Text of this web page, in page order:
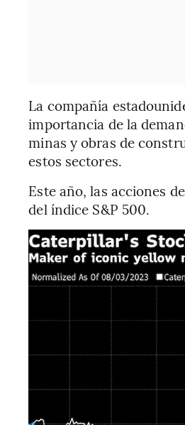
La compañía
importancia de la
minas y obras de
estos sectores.
Este año, las acciones
del índice S&P 500.